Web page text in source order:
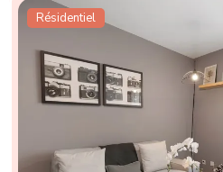
Résidentiel